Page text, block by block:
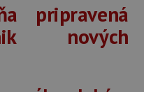
pripravená
nových